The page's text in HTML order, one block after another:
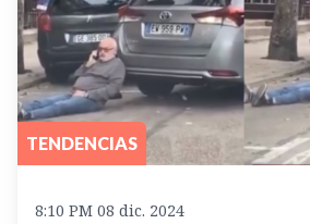
TENDENCIAS
8:10 PM 08 dic. 2024